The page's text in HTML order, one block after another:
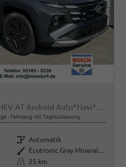
Black Line 1.6 T-GDi HEV AT Android Auto*Navi*SHZ*Kamera*2Z Klimaauto*
Fahrzeug mit Tageszulassung
Getriebe Automatik
Außenfarbe
Ecotronic Gray Mineraleffekt
Kilometerstand
25 km